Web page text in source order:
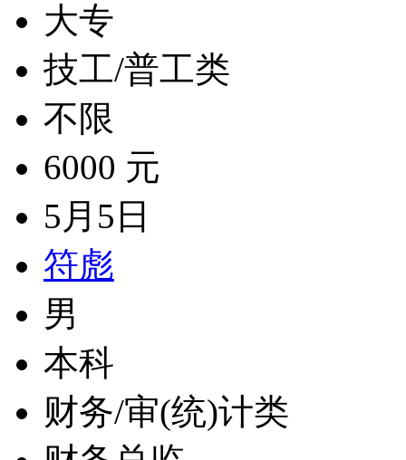
大专
技工/普工类
不限
6000 元
5月5日
符彪
男
本科
财务/审(统)计类